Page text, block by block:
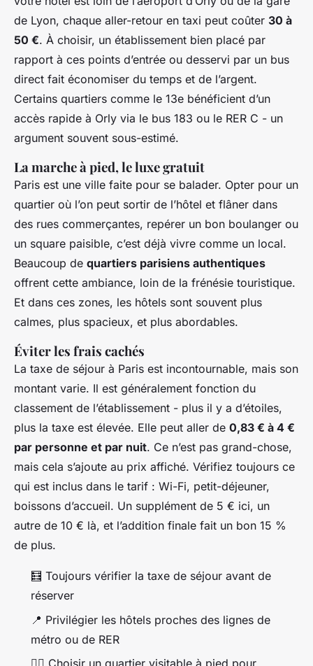
de Lyon, chaque aller-retour en taxi peut coûter 30 à
50 €. À choisir, un établissement bien placé par
rapport à ces points d’entrée ou desservi par un bus
direct fait économiser du temps et de l’argent.
Certains quartiers comme le 13e bénéficient d’un
accès rapide à Orly via le bus 183 ou le RER C - un
argument souvent sous-estimé.
La marche à pied, le luxe gratuit
Paris est une ville faite pour se balader. Opter pour un
quartier où l’on peut sortir de l’hôtel et flâner dans
des rues commerçantes, repérer un bon boulanger ou
un square paisible, c’est déjà vivre comme un local.
Beaucoup de quartiers parisiens authentiques
offrent cette ambiance, loin de la frénésie touristique.
Et dans ces zones, les hôtels sont souvent plus
calmes, plus spacieux, et plus abordables.
Éviter les frais cachés
La taxe de séjour à Paris est incontournable, mais son
montant varie. Il est généralement fonction du
classement de l’établissement - plus il y a d’étoiles,
plus la taxe est élevée. Elle peut aller de 0,83 € à 4 €
par personne et par nuit. Ce n’est pas grand-chose,
mais cela s’ajoute au prix affiché. Vérifiez toujours ce
qui est inclus dans le tarif : Wi-Fi, petit-déjeuner,
boissons d’accueil. Un supplément de 5 € ici, un
autre de 10 € là, et l’addition finale fait un bon 15 %
de plus.
🧮 Toujours vérifier la taxe de séjour avant de
réserver
📍 Privilégier les hôtels proches des lignes de
métro ou de RER